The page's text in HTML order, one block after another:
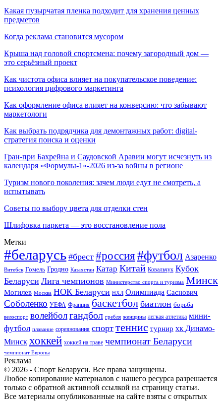
Какая пузырчатая пленка подходит для хранения ценных
предметов
Когда реклама становится мусором
Крыша над головой спортсмена: почему загородный дом —
это серьёзный проект
Как чистота офиса влияет на покупательское поведение:
психология цифрового маркетинга
Как оформление офиса влияет на конверсию: что забывают
маркетологи
Как выбрать подрядчика для демонтажных работ: digital-
стратегия поиска и оценки
Гран-при Бахрейна и Саудовской Аравии могут исчезнуть из
календаря «Формулы-1»-2026 из-за войны в регионе
Туризм нового поколения: зачем люди едут не смотреть, а
испытывать
Советы по выбору цвета для отделки стен
Шлифовка паркета — это восстановление пола
Метки
#беларусь #брест #россия#футбол Азаренко
Витебск Гомель Гродно Казахстан Катар Китай Ковальчук Кубок
Беларуси Лига чемпионов Министерство спорта и туризма Минск
Могилев Москва НОК Беларуси НХЛ Олимпиада Саснович
Соболенко УЕФА Франция баскетбол биатлон борьба
велоспорт волейболгандбол гребля женщины легкая атлетика мини-
футбол плавание соревнования спорт теннис турнир хк Динамо-
Минск хоккей хоккей на траве чемпионат Беларуси
чемпионат Европы
Реклама
© 2026 - Спорт Беларуси. Все права защищены.
Любое копирование материалов с нашего ресурса разрешается
только с обратной активной ссылкой на страницу статьи.
Все материалы опубликованные на сайте взяты с открытых